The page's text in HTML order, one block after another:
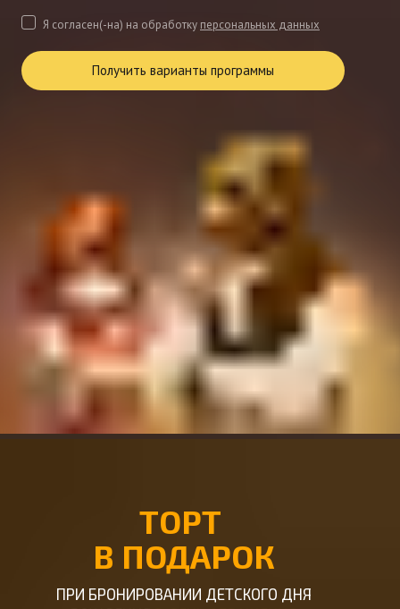
Получить варианты программы
Я согласен(-на) на обработку персональных данных
ТОРТ
В ПОДАРОК
ПРИ БРОНИРОВАНИИ ДЕТСКОГО ДНЯ